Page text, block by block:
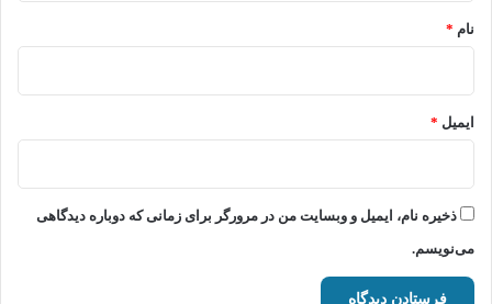
نام *
ایمیل *
ذخیره نام، ایمیل و وبسایت من در مرورگر برای زمانی که دوباره دیدگاهی
می‌نویسم.